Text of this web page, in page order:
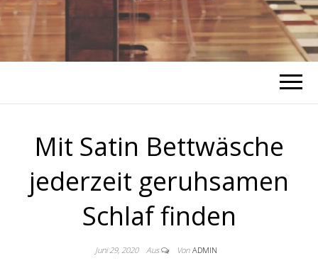
Mit Satin Bettwäsche
jederzeit geruhsamen
Schlaf finden
Juni 29, 2020 Aus Von ADMIN